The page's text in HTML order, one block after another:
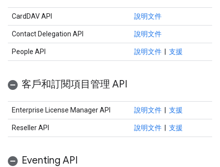
CardDAV API 說明文件
Contact Delegation API 說明文件
People API 說明文件 支援
客戶和訂閱項目管理 API
Enterprise License Manager API 說明文件 支援
Reseller API 說明文件 支援
Eventing API